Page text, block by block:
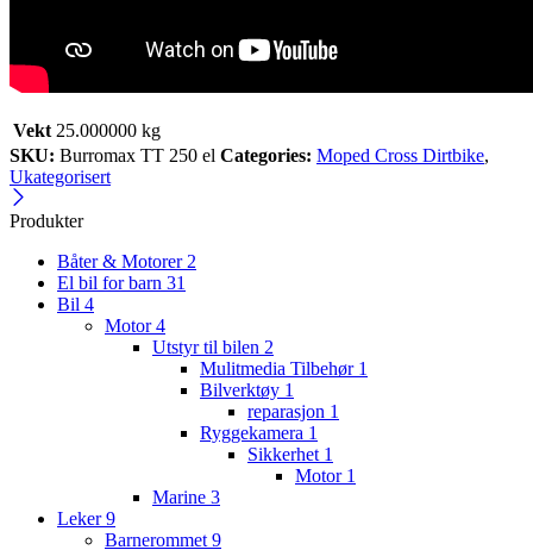
Vekt 25.000000 kg
SKU: Burromax TT 250 el Categories: Moped Cross Dirtbike,
Ukategorisert
Produkter
Båter & Motorer 2
El bil for barn 31
Bil 4
Motor4
Utstyr til bilen 2
Mulitmedia Tilbehør 1
Bilverktøy 1
reparasjon 1
Ryggekamera 1
Sikkerhet 1
Motor 1
Marine 3
Leker9
Barnerommet 9